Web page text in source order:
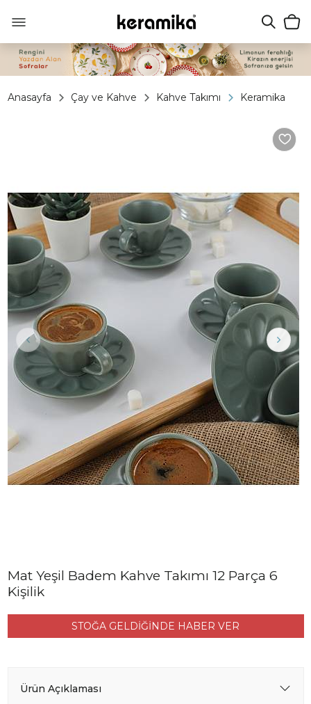
Anasayfa Çay ve Kahve Kahve Takımı Keramika
Mat Yeşil Badem Kahve Takımı 12 Parça 6
Kişilik
STOĞA GELDİĞİNDE HABER VER
Ürün Açıklaması